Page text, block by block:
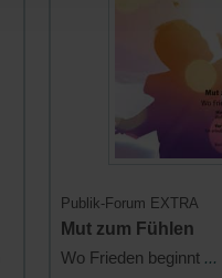
Publik-Forum EXTRA
Mut zum Fühlen
Wo Frieden beginnt ...